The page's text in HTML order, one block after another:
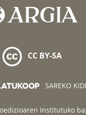
CC BY-SA
SAREKO
Institutuko